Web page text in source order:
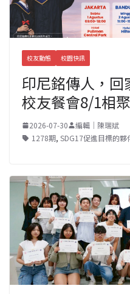
校友動態 校園快訊
印尼銘傳人，回
校友餐會8/1相
2026-07-30
編輯｜陳瑞斌
1278期, SDG17促進目標的夥